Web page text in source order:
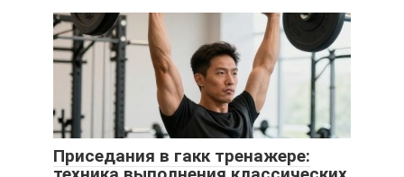
Приседания в гакк тренажере: